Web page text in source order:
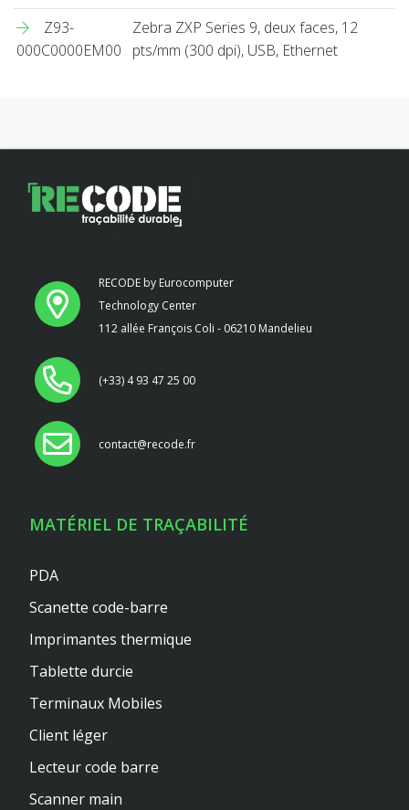
Z93-
000C0000EM00
Zebra ZXP Series 9, deux faces, 12
pts/mm (300 dpi), USB, Ethernet
RECODE by Eurocomputer
Technology Center
112 allée François Coli - 06210 Mandelieu
(+33) 4 93 47 25 00
contact@recode.fr
MATÉRIEL DE TRAÇABILITÉ
PDA
Scanette code-barre
Imprimantes thermique
Tablette durcie
Terminaux Mobiles
Client léger
Lecteur code barre
Scanner main